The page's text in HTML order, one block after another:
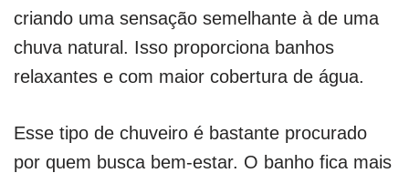
criando uma sensação semelhante à de uma
chuva natural. Isso proporciona banhos
relaxantes e com maior cobertura de água.
Esse tipo de chuveiro é bastante procurado
por quem busca bem-estar. O banho fica mais